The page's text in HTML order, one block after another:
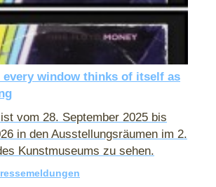
every window thinks of itself as
vom 28. September 2025 bis
in den Ausstellungsräumen im 2.
Kunstmuseums zu sehen.